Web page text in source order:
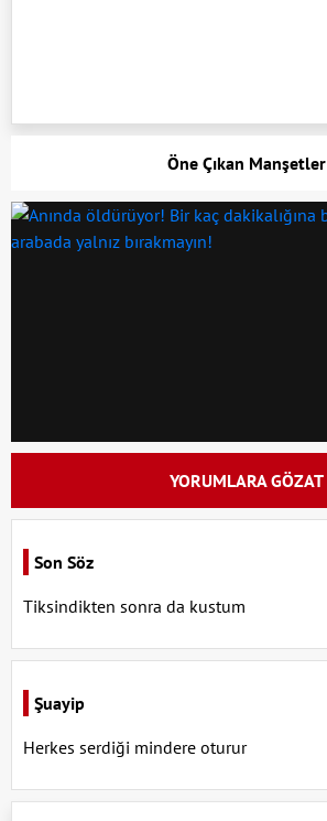
Öne Çıkan Manşetler
YORUMLARA GÖZAT
Son Söz
Tiksindikten sonra da kustum
Şuayip
Herkes serdiği mindere oturur